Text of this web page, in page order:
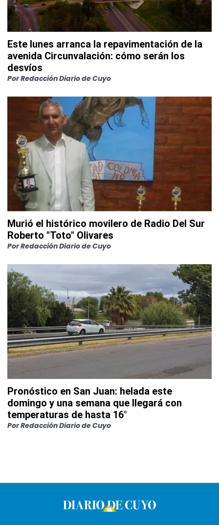
Este lunes arranca la repavimentación de la
avenida Circunvalación: cómo serán los
desvíos
PorRedacción Diario de Cuyo
Murió el histórico movilero de Radio Del Sur
Roberto "Toto" Olivares
PorRedacción Diario de Cuyo
Pronóstico en San Juan: helada este
domingo y una semana que llegará con
temperaturas de hasta 16°
PorRedacción Diario de Cuyo